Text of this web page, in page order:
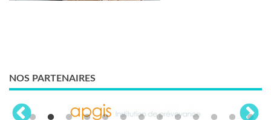
NOS PARTENAIRES